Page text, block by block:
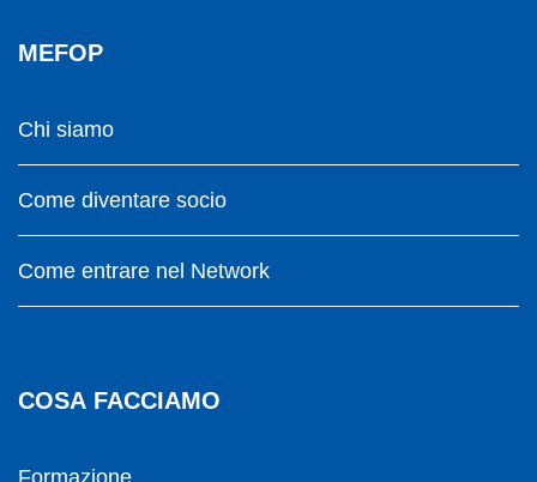
MEFOP
Chi siamo
Come diventare socio
Come entrare nel Network
COSA FACCIAMO
Formazione